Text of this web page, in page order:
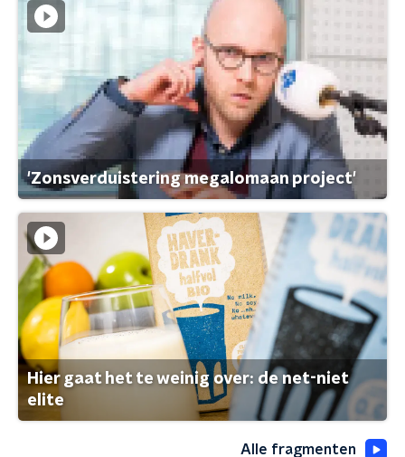
'Zonsverduistering megalomaan project'
Hier gaat het te weinig over: de net-niet
elite
Alle fragmenten